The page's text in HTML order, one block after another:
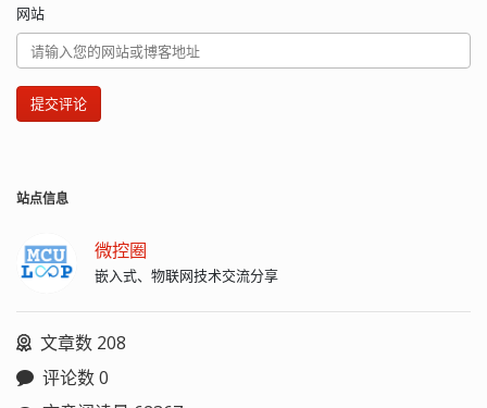
网站
提交评论
站点信息
微控圈
嵌入式、物联网技术交流分享
文章数 208
评论数 0